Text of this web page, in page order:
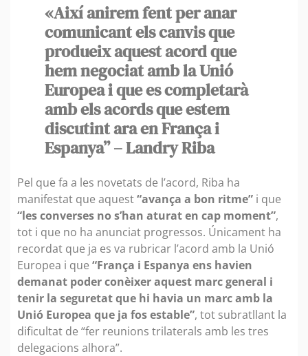
«Així anirem fent per anar
comunicant els canvis que
produeix aquest acord que
hem negociat amb la Unió
Europea i que es completarà
amb els acords que estem
discutint ara en França i
Espanya” – Landry Riba
Pel que fa a les novetats de l’acord, Riba ha
manifestat que aquest“avança a bon ritme” i que
“les converses no s’han aturat en cap moment”,
tot i que no ha anunciat progressos. Únicament ha
recordat que ja es va rubricar l’acord amb la Unió
Europea i que “França i Espanya ens havien
demanat poder conèixer aquest marc general i
tenir la seguretat que hi havia un marc amb la
Unió Europea que ja fos estable”, tot subratllant la
dificultat de “fer reunions trilaterals amb les tres
delegacions alhora”.